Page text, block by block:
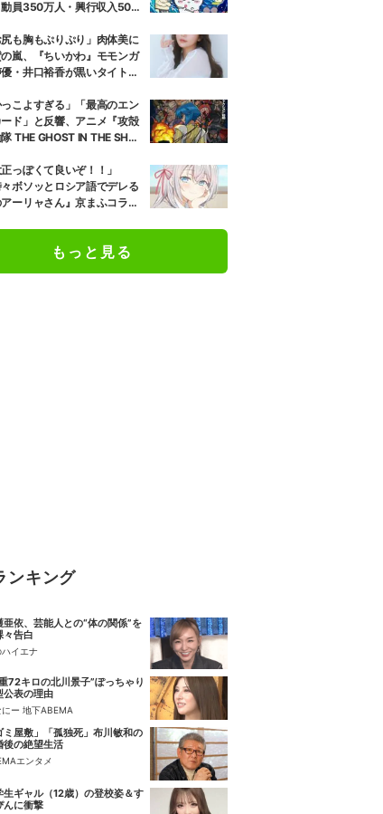
員350万人・興行収入50億
尻も胸もぷりぷり」肉体美に
嵐、『ちいかわ』モモンガ
・井口裕香が黒いタイトウ
っこよすぎる」「最高のエン
ード」と反響、アニメ『攻殻
THE GHOST IN THE SHEL
正っぽくて良いぞ！！」
々ボソッとロシア語でデレる
ーリャさん』京まふコラボ
もっと見る
ンキング
亜依、芸能人との“体の関係”を
々告白
イエナ
72キロの北川景子”ぽっちゃり
公表の理由
にー 地下ABEMA
ミ屋敷」「孤独死」布川敏和の
後の絶望生活
エンタメ
生ギャル（12歳）の登校姿＆す
んに衝撃